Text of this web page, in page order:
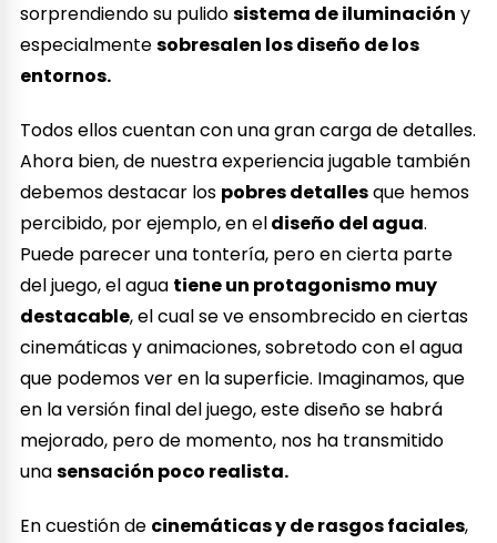
sorprendiendo su pulidosistema de iluminación y
especialmentesobresalen los diseño de los
entornos.
Todos ellos cuentan con una gran carga de detalles.
Ahora bien, de nuestra experiencia jugable también
debemos destacar los pobres detallesque hemos
percibido, por ejemplo, en eldiseño del agua.
Puede parecer una tontería, pero en cierta parte
del juego, el agua tiene un protagonismo muy
destacable, el cual se ve ensombrecido en ciertas
cinemáticas y animaciones, sobretodo con el agua
que podemos ver en la superficie. Imaginamos, que
en la versión final del juego, este diseño se habrá
mejorado, pero de momento, nos ha transmitido
unasensación poco realista.
En cuestión de cinemáticas y de rasgos faciales,